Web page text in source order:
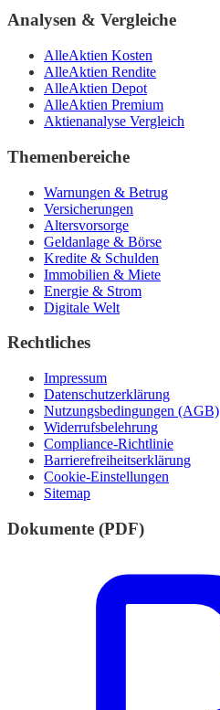
Analysen & Vergleiche
AlleAktien Kosten
AlleAktien Rendite
AlleAktien Depot
AlleAktien Premium
Aktienanalyse Vergleich
Themenbereiche
Warnungen & Betrug
Versicherungen
Altersvorsorge
Geldanlage & Börse
Kredite & Schulden
Immobilien & Miete
Energie & Strom
Digitale Welt
Rechtliches
Impressum
Datenschutzerklärung
Nutzungsbedingungen (AGB)
Widerrufsbelehrung
Compliance-Richtlinie
Barrierefreiheitserklärung
Cookie-Einstellungen
Sitemap
Dokumente (PDF)